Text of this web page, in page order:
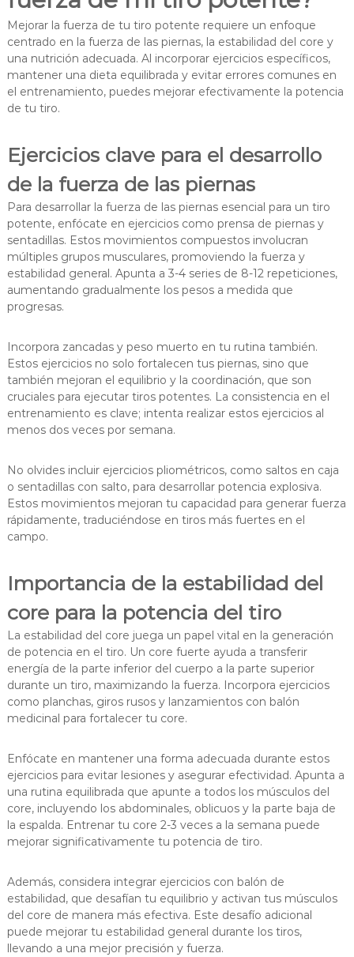
Mejorar la fuerza de tu tiro potente requiere un enfoque
centrado en la fuerza de las piernas, la estabilidad del core y
una nutrición adecuada. Al incorporar ejercicios específicos,
mantener una dieta equilibrada y evitar errores comunes en
el entrenamiento, puedes mejorar efectivamente la potencia
de tu tiro.
Ejercicios clave para el desarrollo
de la fuerza de las piernas
Para desarrollar la fuerza de las piernas esencial para un tiro
potente, enfócate en ejercicios como prensa de piernas y
sentadillas. Estos movimientos compuestos involucran
múltiples grupos musculares, promoviendo la fuerza y
estabilidad general. Apunta a 3-4 series de 8-12 repeticiones,
aumentando gradualmente los pesos a medida que
progresas.
Incorpora zancadas y peso muerto en tu rutina también.
Estos ejercicios no solo fortalecen tus piernas, sino que
también mejoran el equilibrio y la coordinación, que son
cruciales para ejecutar tiros potentes. La consistencia en el
entrenamiento es clave; intenta realizar estos ejercicios al
menos dos veces por semana.
No olvides incluir ejercicios pliométricos, como saltos en caja
o sentadillas con salto, para desarrollar potencia explosiva.
Estos movimientos mejoran tu capacidad para generar fuerza
rápidamente, traduciéndose en tiros más fuertes en el
campo.
Importancia de la estabilidad del
core para la potencia del tiro
La estabilidad del core juega un papel vital en la generación
de potencia en el tiro. Un core fuerte ayuda a transferir
energía de la parte inferior del cuerpo a la parte superior
durante un tiro, maximizando la fuerza. Incorpora ejercicios
como planchas, giros rusos y lanzamientos con balón
medicinal para fortalecer tu core.
Enfócate en mantener una forma adecuada durante estos
ejercicios para evitar lesiones y asegurar efectividad. Apunta a
una rutina equilibrada que apunte a todos los músculos del
core, incluyendo los abdominales, oblicuos y la parte baja de
la espalda. Entrenar tu core 2-3 veces a la semana puede
mejorar significativamente tu potencia de tiro.
Además, considera integrar ejercicios con balón de
estabilidad, que desafían tu equilibrio y activan tus músculos
del core de manera más efectiva. Este desafío adicional
puede mejorar tu estabilidad general durante los tiros,
llevando a una mejor precisión y fuerza.